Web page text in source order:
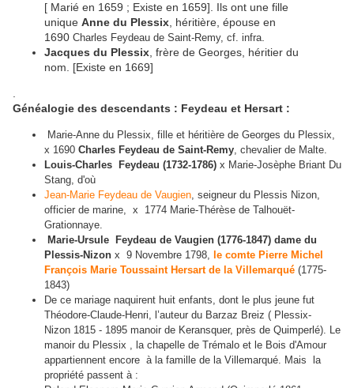
[ Marié en 1659 ; Existe en 1659]. Ils ont une fille
unique Anne du Plessix , héritière, épouse en
1690 Charles Feydeau de Saint-Remy, cf. infra
Jacques du Plessix , frère de Georges, héritier du
nom. [Existe en 1669]
Généalogie des descendants : Feydeau et Hersart :
Marie-Anne du Plessix, fille et héritière de Georges du Plessix,
x 1690 Charles Feydeau de Saint-Remy, chevalier de Malte.
Louis-Charles Feydeau (1732-1786) x Marie-Josèphe Briant Du
Stang, d'où
Jean-Marie Feydeau de Vaugien, seigneur du Plessis Nizon,
officier de marine, x 1774 Marie-Thérèse de Talhouët-
Grationnaye.
Marie-Ursule Feydeau de Vaugien (1776-1847) dame du
Plessis-Nizon x 9 Novembre 1798, le comte Pierre Michel
François Marie Toussaint Hersart de la Villemarqué (1775-
1843)
De ce mariage naquirent huit enfants, dont le plus jeune fut
Théodore-Claude-Henri, l’auteur du Barzaz Breiz ( Plessix-
Nizon 1815 - 1895 manoir de Keransquer, près de Quimperlé). Le
manoir du Plessix , la chapelle de Trémalo et le Bois d'Amour
appartiennent encore à la famille de la Villemarqué. Mais la
propriété passent à :